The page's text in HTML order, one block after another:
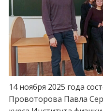
14 ноября 2025 года
Провоторова Павла